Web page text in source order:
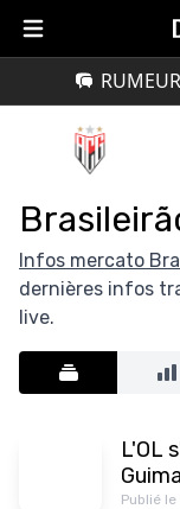
Infos mercato
dernières infos
live.
L'OL
Publié